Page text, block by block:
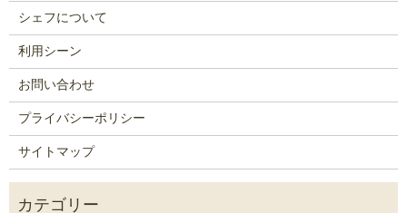
シェフについて
利用シーン
お問い合わせ
プライバシーポリシー
サイトマップ